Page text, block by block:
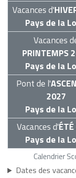
Calendrier
Vacances d'
Pays de la
Vacances
PRINTEMPS
Pays de la
Pont de l'
2027
Pays de la
Vacances d'
Pays de la
Dates des